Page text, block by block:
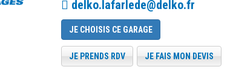
delko.lafarlede@delko.fr
JE CHOISIS CE GARAGE
JE PRENDS RDV JE FAIS MON DEVIS